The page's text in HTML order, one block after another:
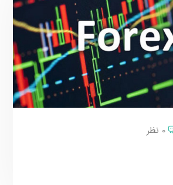
0 نظر